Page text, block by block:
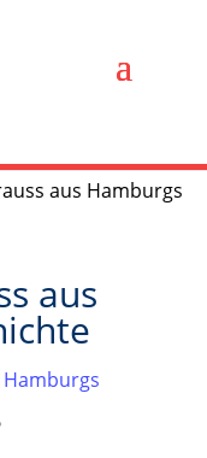
aus Hamburgs
aus